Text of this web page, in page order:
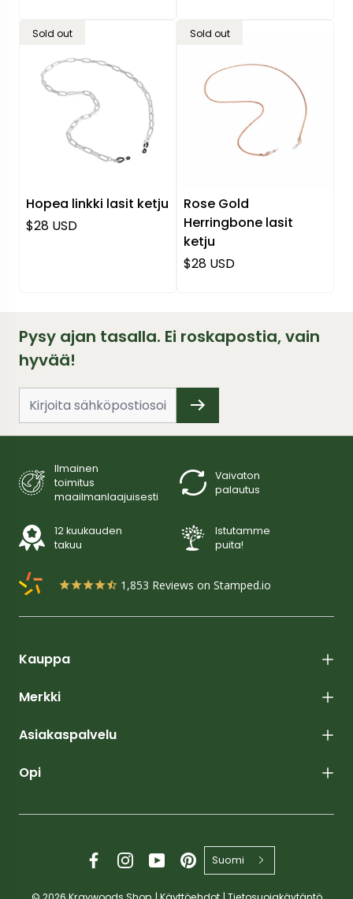
Sold out
Hopea linkki lasit ketju
Normaali hinta
$28 USD
Sold out
Rose Gold
Herringbone lasit
ketju
Normaali hinta
$28 USD
Pysy ajan tasalla. Ei roskapostia, vain
hyvää!
Ilmainen
toimitus
maailmanlaajuisesti
Vaivaton
palautus
12 kuukauden
takuu
Istutamme
puita!
1,853 Reviews on Stamped.io
Kauppa
Merkki
Asiakaspalvelu
Opi
Suomi